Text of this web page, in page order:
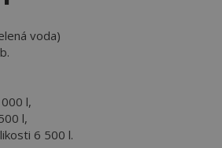
voda)
l,
l,
6 500 l.